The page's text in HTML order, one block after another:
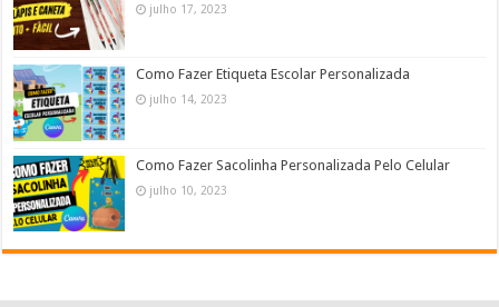
julho 17, 2023
Como Fazer Etiqueta Escolar Personalizada
julho 14, 2023
Como Fazer Sacolinha Personalizada Pelo Celular
julho 10, 2023